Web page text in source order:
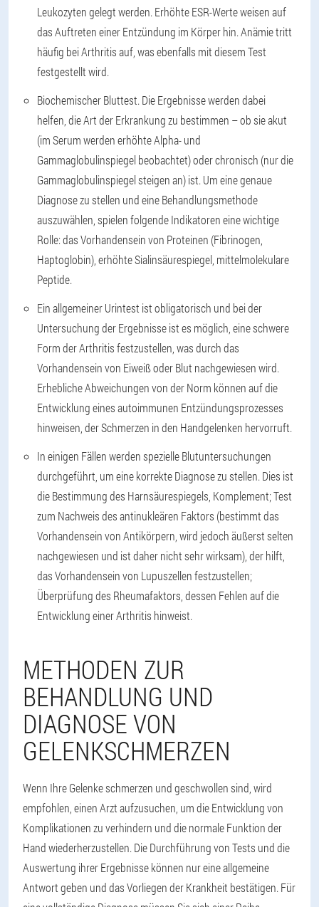
Leukozyten gelegt werden. Erhöhte ESR-Werte weisen auf
das Auftreten einer Entzündung im Körper hin. Anämie tritt
häufig bei Arthritis auf, was ebenfalls mit diesem Test
festgestellt wird.
Biochemischer Bluttest. Die Ergebnisse werden dabei
helfen, die Art der Erkrankung zu bestimmen – ob sie akut
(im Serum werden erhöhte Alpha- und
Gammaglobulinspiegel beobachtet) oder chronisch (nur die
Gammaglobulinspiegel steigen an) ist. Um eine genaue
Diagnose zu stellen und eine Behandlungsmethode
auszuwählen, spielen folgende Indikatoren eine wichtige
Rolle: das Vorhandensein von Proteinen (Fibrinogen,
Haptoglobin), erhöhte Sialinsäurespiegel, mittelmolekulare
Peptide.
Ein allgemeiner Urintest ist obligatorisch und bei der
Untersuchung der Ergebnisse ist es möglich, eine schwere
Form der Arthritis festzustellen, was durch das
Vorhandensein von Eiweiß oder Blut nachgewiesen wird.
Erhebliche Abweichungen von der Norm können auf die
Entwicklung eines autoimmunen Entzündungsprozesses
hinweisen, der Schmerzen in den Handgelenken hervorruft.
In einigen Fällen werden spezielle Blutuntersuchungen
durchgeführt, um eine korrekte Diagnose zu stellen. Dies ist
die Bestimmung des Harnsäurespiegels, Komplement; Test
zum Nachweis des antinukleären Faktors (bestimmt das
Vorhandensein von Antikörpern, wird jedoch äußerst selten
nachgewiesen und ist daher nicht sehr wirksam), der hilft,
das Vorhandensein von Lupuszellen festzustellen;
Überprüfung des Rheumafaktors, dessen Fehlen auf die
Entwicklung einer Arthritis hinweist.
METHODEN ZUR
BEHANDLUNG UND
DIAGNOSE VON
GELENKSCHMERZEN
Wenn Ihre Gelenke schmerzen und geschwollen sind, wird
empfohlen, einen Arzt aufzusuchen, um die Entwicklung von
Komplikationen zu verhindern und die normale Funktion der
Hand wiederherzustellen. Die Durchführung von Tests und die
Auswertung ihrer Ergebnisse können nur eine allgemeine
Antwort geben und das Vorliegen der Krankheit bestätigen. Für